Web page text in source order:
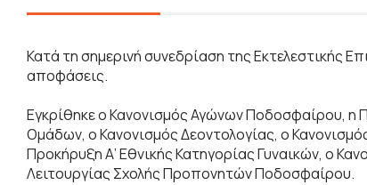
Κατά τη σημερινή συνεδρίαση της Εκτελεστικής
αποφάσεις.
Εγκρίθηκε ο Κανονισμός Αγώνων Ποδοσφαίρου, η
Ομάδων, ο Κανονισμός Δεοντολογίας, ο
Προκήρυξη Α’ Εθνικής Κατηγορίας Γυναικών, ο
Λειτουργίας Σχολής Προπονητών Ποδοσφαίρου.